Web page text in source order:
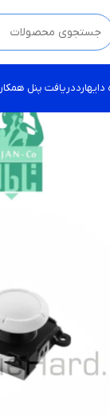
اینجا کیک کن !
دریافت پنل همکار